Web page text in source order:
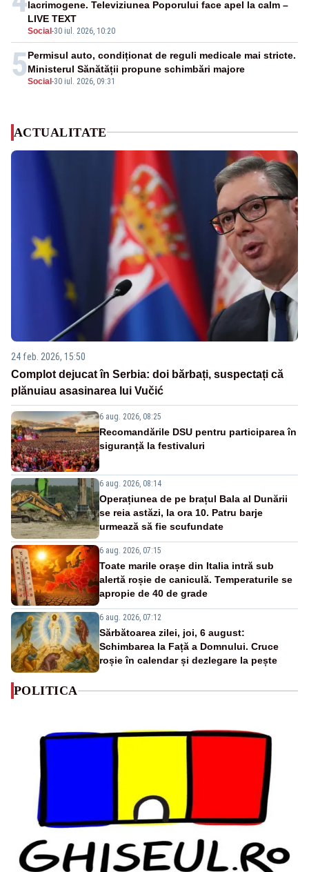
Social-30 iul. 2026, 10:20
lacrimogene. Televiziunea Poporului face apel la calm –
LIVE TEXT
5Social-30 iul. 2026, 09:31
Permisul auto, condiționat de reguli medicale mai stricte.
Ministerul Sănătății propune schimbări majore
ACTUALITATE
24 feb. 2026, 15:50
Complot dejucat în Serbia: doi bărbați, suspectați că
plănuiau asasinarea lui Vučić
6 aug. 2026, 08:25
Recomandările DSU pentru participarea în
siguranță la festivaluri
6 aug. 2026, 08:14
Operațiunea de pe brațul Bala al Dunării
se reia astăzi, la ora 10. Patru barje
urmează să fie scufundate
6 aug. 2026, 07:15
Toate marile orașe din Italia intră sub
alertă roșie de caniculă. Temperaturile se
apropie de 40 de grade
6 aug. 2026, 07:12
Sărbătoarea zilei, joi, 6 august:
Schimbarea la Față a Domnului. Cruce
roșie în calendar și dezlegare la pește
POLITICA